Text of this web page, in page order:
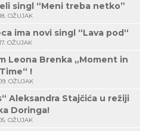
singl “Meni treba netko”
OŽUJAK
ima novi singl “Lava pod“
OŽUJAK
Leona Brenka „Moment in
Time“ !
OŽUJAK
Aleksandra Stajčića u režiji
Doringa!
OŽUJAK